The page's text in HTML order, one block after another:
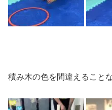
積み木の色を間違えること